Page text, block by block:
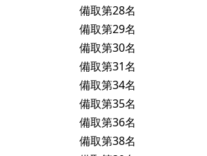
備取第28名
備取第29名
備取第30名
備取第31名
備取第34名
備取第35名
備取第36名
備取第38名